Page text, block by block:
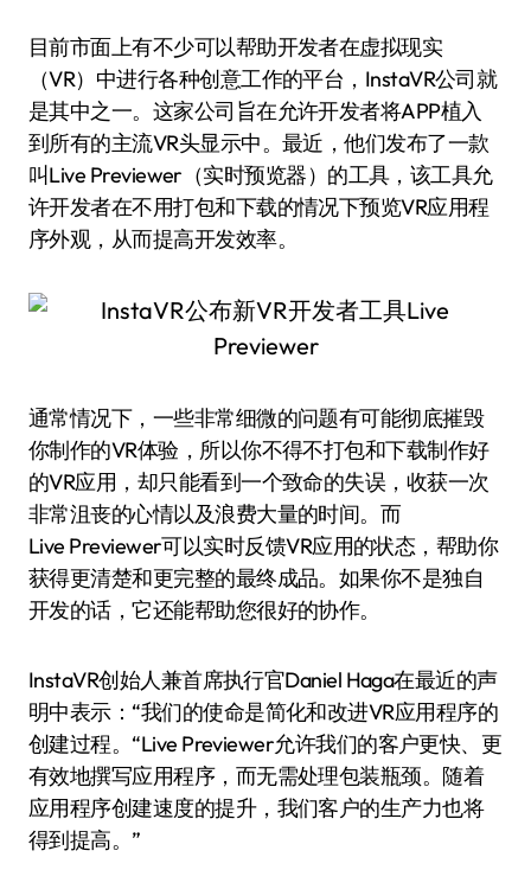
目前市面上有不少可以帮助开发者在虚拟现实
（VR）中进行各种创意工作的平台，InstaVR公司就
是其中之一。这家公司旨在允许开发者将APP植入
到所有的主流VR头显示中。最近，他们发布了一款
叫Live Previewer（实时预览器）的工具，该工具允
许开发者在不用打包和下载的情况下预览VR应用程
序外观，从而提高开发效率。
通常情况下，一些非常细微的问题有可能彻底摧毁
你制作的VR体验，所以你不得不打包和下载制作好
的VR应用，却只能看到一个致命的失误，收获一次
非常沮丧的心情以及浪费大量的时间。而
Live Previewer可以实时反馈VR应用的状态，帮助你
获得更清楚和更完整的最终成品。如果你不是独自
开发的话，它还能帮助您很好的协作。
InstaVR创始人兼首席执行官Daniel Haga在最近的声
明中表示：“我们的使命是简化和改进VR应用程序的
创建过程。“Live Previewer允许我们的客户更快、更
有效地撰写应用程序，而无需处理包装瓶颈。随着
应用程序创建速度的提升，我们客户的生产力也将
得到提高。”